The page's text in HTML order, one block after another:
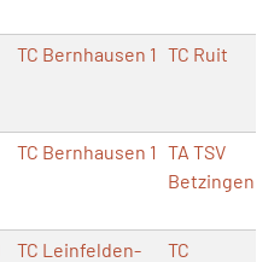
TC Bernhausen 1 TC Ruit
TC Bernhausen 1 TA TSV
Betzingen
TC Leinfelden-
TC